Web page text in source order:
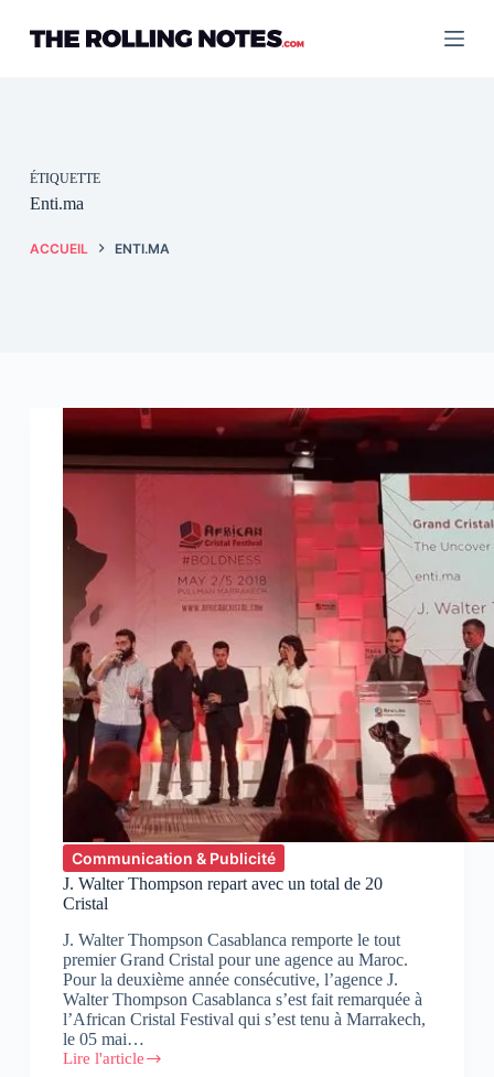
contenu
ÉTIQUETTE
Enti.ma
ACCUEIL ENTI.MA
Communication & Publicité
J. Walter Thompson repart avec un total de 20
Cristal
J. Walter Thompson Casablanca remporte le tout
premier Grand Cristal pour une agence au Maroc.
Pour la deuxième année consécutive, l’agence J.
Walter Thompson Casablanca s’est fait remarquée à
l’African Cristal Festival qui s’est tenu à Marrakech,
le 05 mai…
Lire l'article
J.